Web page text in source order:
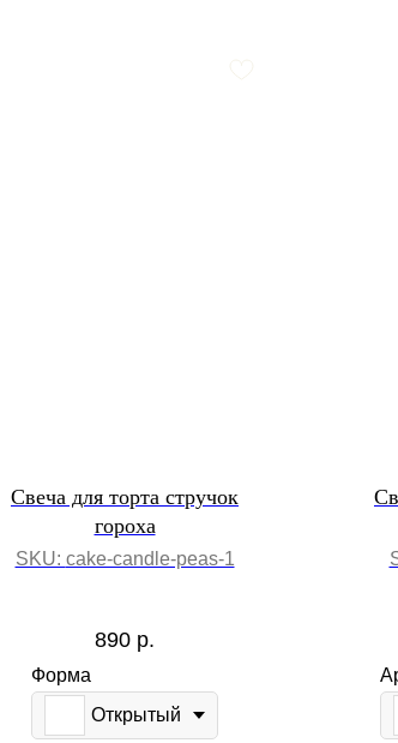
Свеча для торта стручок
гороха
SKU: cake-candle-peas-1
890 р.
Форма
Открытый